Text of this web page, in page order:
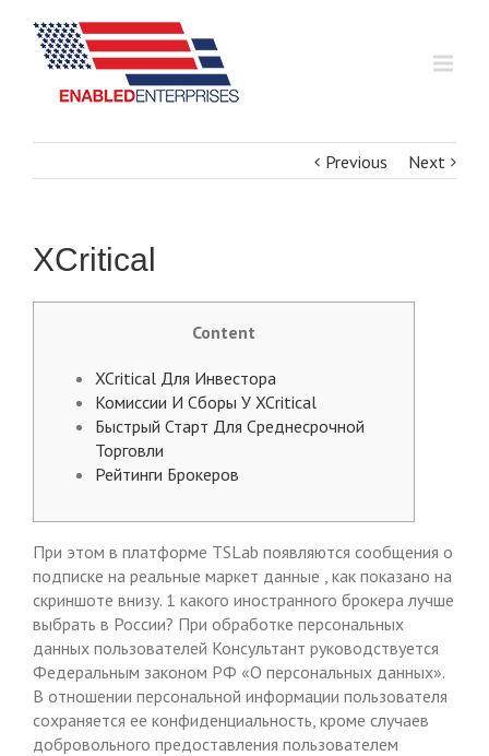
Previous Next
XCritical
Content
XCritical Для Инвестора
Комиссии И Сборы У XCritical
Быстрый Старт Для Среднесрочной
Торговли
Рейтинги Брокеров
При этом в платформе TSLab появляются сообщения о
подписке на реальные маркет данные , как показано на
скриншоте внизу. 1 какого иностранного брокера лучше
выбрать в России? При обработке персональных
данных пользователей Консультант руководствуется
Федеральным законом РФ «О персональных данных».
В отношении персональной информации пользователя
сохраняется ее конфиденциальность, кроме случаев
добровольного предоставления пользователем